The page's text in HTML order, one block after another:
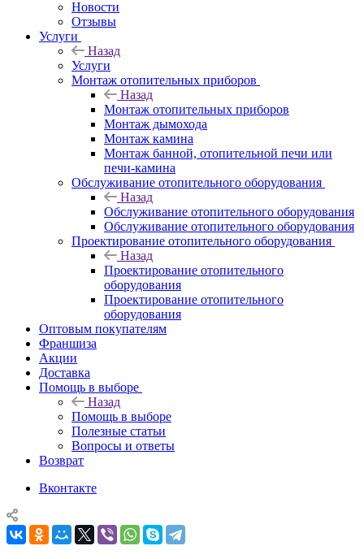
Новости
Отзывы
Услуги
Назад
Услуги
Монтаж отопительных приборов
Назад
Монтаж отопительных приборов
Монтаж дымохода
Монтаж камина
Монтаж банной, отопительной печи или
печи-камина
Обслуживание отопительного оборудования
Назад
Обслуживание отопительного оборудования
Обслуживание отопительного оборудования
Проектирование отопительного оборудования
Назад
Проектирование отопительного
оборудования
Проектирование отопительного
оборудования
Оптовым покупателям
Франшиза
Акции
Доставка
Помощь в выборе
Назад
Помощь в выборе
Полезные статьи
Вопросы и ответы
Возврат
Вконтакте